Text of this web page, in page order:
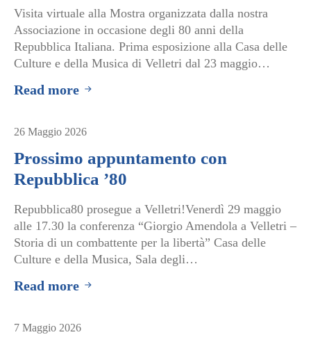
Visita virtuale alla Mostra organizzata dalla nostra
Associazione in occasione degli 80 anni della
Repubblica Italiana. Prima esposizione alla Casa delle
Culture e della Musica di Velletri dal 23 maggio…
Read more
Prossimo appuntamento con
Repubblica ’80
26 Maggio 2026
Repubblica80 prosegue a Velletri!Venerdì 29 maggio
alle 17.30 la conferenza “Giorgio Amendola a Velletri –
Storia di un combattente per la libertà” Casa delle
Culture e della Musica, Sala degli…
Read more
7 Maggio 2026